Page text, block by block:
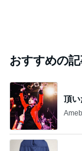
おすすめの
頂い